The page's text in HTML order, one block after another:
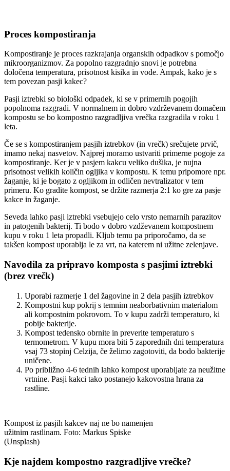
Proces kompostiranja
Kompostiranje je proces razkrajanja organskih odpadkov s pomočjo
mikroorganizmov. Za popolno razgradnjo snovi je potrebna
določena temperatura, prisotnost kisika in vode. Ampak, kako je s
tem povezan pasji kakec?
Pasji iztrebki so biološki odpadek, ki se v primernih pogojih
popolnoma razgradi. V normalnem in dobro vzdrževanem domačem
kompostu se bo kompostno razgradljiva vrečka razgradila v roku 1
leta.
Če se s kompostiranjem pasjih iztrebkov (in vrečk) srečujete prvič,
imamo nekaj nasvetov. Najprej moramo ustvariti primerne pogoje za
kompostiranje. Ker je v pasjem kakcu veliko dušika, je nujna
prisotnost velikih količin ogljika v kompostu. K temu pripomore npr.
žaganje, ki je bogato z ogljikom in odličen nevtralizator v tem
primeru. Ko gradite kompost, se držite razmerja 2:1 ko gre za pasje
kakce in žaganje.
Seveda lahko pasji iztrebki vsebujejo celo vrsto nemarnih parazitov
in patogenih bakterij. Ti bodo v dobro vzdževanem kompostnem
kupu v roku 1 leta propadli. Kljub temu pa priporočamo, da se
takšen kompost uporablja le za vrt, na katerem ni užitne zelenjave.
Navodila za pripravo komposta s pasjimi iztrebki
(brez vrečk)
Uporabi razmerje 1 del žagovine in 2 dela pasjih iztrebkov
Kompostni kup pokrij s temnim neaborbativnim materialom
ali kompostnim pokrovom. To v kupu zadrži temperaturo, ki
pobije bakterije.
Kompost tedensko obrnite in preverite temperaturo s
termometrom. V kupu mora biti 5 zaporednih dni temperatura
vsaj 73 stopinj Celzija, če želimo zagotoviti, da bodo bakterije
uničene.
Po približno 4-6 tednih lahko kompost uporabljate za neužitne
vrtnine. Pasji kakci tako postanejo kakovostna hrana za
rastline.
Kompost iz pasjih kakcev naj ne bo namenjen
užitnim rastlinam. Foto: Markus Spiske
(Unsplash)
Kje najdem kompostno razgradljive vrečke?